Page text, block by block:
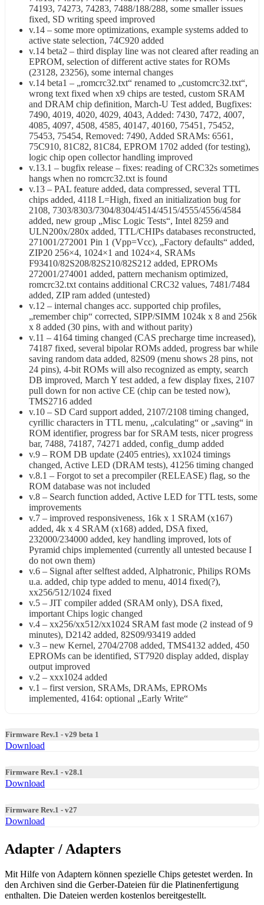
74193, 74273, 74283, 7488/188/288, some smaller issues
fixed, SD writing speed improved
v.14 – some more optimizations, example systems added to
active state selection, 74C920 added
v.14 beta2 – third display line was not cleared after reading an
EPROM, selection of different active states for ROMs
(23128, 23256), some internal changes
v.14 beta1 – „romcrc32.txt“ renamed to „customcrc32.txt“,
wrong text fixed when x9 chips are tested, custom SRAM
and DRAM chip definition, March-U Test added, Bugfixes:
7490, 4019, 4020, 4029, 4043, Added: 7430, 7472, 4007,
4085, 4097, 4508, 4585, 40147, 40160, 75451, 75452,
75453, 75454, Removed: 7490, Added SRAMs: 6561,
75C910, 81C82, 81C84, EPROM 1702 added (for testing),
logic chip open collector handling improved
v.13.1 – bugfix release – fixes: reading of CRC32s sometimes
hangs when no romcrc32.txt is found
v.13 – PAL feature added, data compressed, several TTL
chips added, 4118 L=High, fixed an initialization bug for
2108, 7303/8303/7304/8304/4514/4515/4555/4556/4584
added, new group „Misc Logic Tests“, Intel 8259 and
ULN200x/280x added, TTL/CHIPs databases reconstructed,
271001/272001 Pin 1 (Vpp=Vcc), „Factory defaults“ added,
ZIP20 256×4, 1024×1 and 1024×4, SRAMs
F93410/82S208/82S210/82S212 added, EPROMs
272001/274001 added, pattern mechanism optimized,
romcrc32.txt contains additional CRC32 values, 7481/7484
added, ZIP ram added (untested)
v.12 – internal changes acc. supported chip profiles,
„remember chip“ corrected, SIPP/SIMM 1024k x 8 and 256k
x 8 added (30 pins, with and without parity)
v.11 – 4164 timing changed (CAS precharge time increased),
74187 fixed, several bipolar ROMs added, progress bar while
saving random data added, 82S09 (menu shows 28 pins, not
24 pins), 4-bit ROMs will also recognized as empty, search
DB improved, March Y test added, a few display fixes, 2107
pull down for non active CE (chip can be tested now),
TMS2716 added
v.10 – SD Card support added, 2107/2108 timing changed,
cyrillic characters in TTL menu, „calculating“ or „saving“ in
ROM identifier, progress bar for SRAM tests, nicer progress
bar, 7488, 74187, 74271 added, config_dump added
v.9 – ROM DB update (2405 entries), xx1024 timings
changed, Active LED (DRAM tests), 41256 timing changed
v.8.1 – Forgot to set a precompiler (RELEASE) flag, so the
ROM database was not included
v.8 – Search function added, Active LED for TTL tests, some
improvements
v.7 – improved responsiveness, 16k x 1 SRAM (x167)
added, 4k x 4 SRAM (x168) added, DSA fixed,
232000/234000 added, key handling improved, lots of
Pyramid chips implemented (currently all untested because I
do not own them)
v.6 – Signal after selftest added, Alphatronic, Philips ROMs
u.a. added, chip type added to menu, 4014 fixed(?),
xx256/512/1024 fixed
v.5 – JIT compiler added (SRAM only), DSA fixed,
important Chips logic changed
v.4 – xx256/xx512/xx1024 SRAM fast mode (2 instead of 9
minutes), D2142 added, 82S09/93419 added
v.3 – new Kernel, 2704/2708 added, TMS4132 added, 450
EPROMs can be identified, ST7920 display added, display
output improved
v.2 – xxx1024 added
v.1 – first version, SRAMs, DRAMs, EPROMs
implemented, 4164: optional „Early Write“
Firmware Rev.1 - v29 beta 1
Download
Firmware Rev.1 - v28.1
Download
Firmware Rev.1 - v27
Download
Adapter / Adapters
Mit Hilfe von Adaptern können spezielle Chips getestet werden. In
den Archiven sind die Gerber-Dateien für die Platinenfertigung
enthalten. Die Dateien werden kostenlos bereitgestellt.